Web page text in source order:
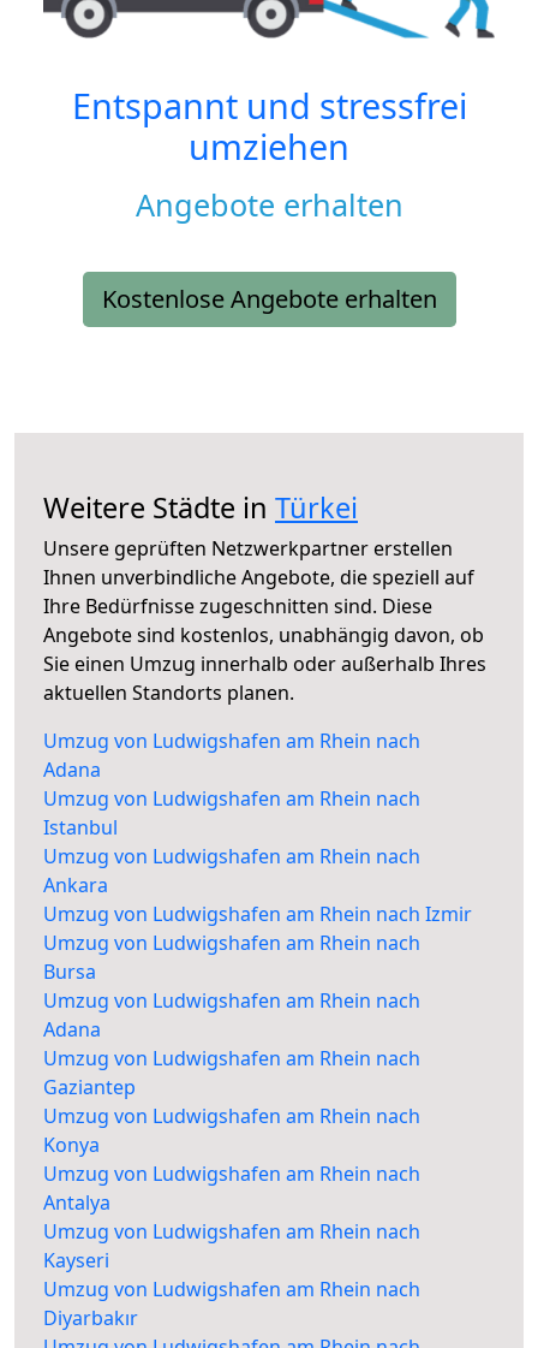
Entspannt und stressfrei
umziehen
Angebote erhalten
Kostenlose Angebote erhalten
Weitere Städte in Türkei
Unsere geprüften Netzwerkpartner erstellen
Ihnen unverbindliche Angebote, die speziell auf
Ihre Bedürfnisse zugeschnitten sind. Diese
Angebote sind kostenlos, unabhängig davon, ob
Sie einen Umzug innerhalb oder außerhalb Ihres
aktuellen Standorts planen.
Umzug von Ludwigshafen am Rhein nach
Adana
Umzug von Ludwigshafen am Rhein nach
Istanbul
Umzug von Ludwigshafen am Rhein nach
Ankara
Umzug von Ludwigshafen am Rhein nach Izmir
Umzug von Ludwigshafen am Rhein nach
Bursa
Umzug von Ludwigshafen am Rhein nach
Adana
Umzug von Ludwigshafen am Rhein nach
Gaziantep
Umzug von Ludwigshafen am Rhein nach
Konya
Umzug von Ludwigshafen am Rhein nach
Antalya
Umzug von Ludwigshafen am Rhein nach
Kayseri
Umzug von Ludwigshafen am Rhein nach
Diyarbakır